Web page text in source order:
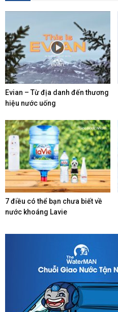
Evian – Từ địa danh đến thương
hiệu nước uống
7 điều có thể bạn chưa biết về
nước khoáng Lavie